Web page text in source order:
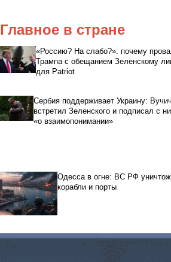
Главное в стране
«Россию? На слабо?»: почему
Трампа с обещанием Зеленскому
для Patriot
Сербия поддерживает Украину:
встретил Зеленского и подписал с
«о взаимопонимании»
Одесса в огне: ВС РФ
корабли и порты